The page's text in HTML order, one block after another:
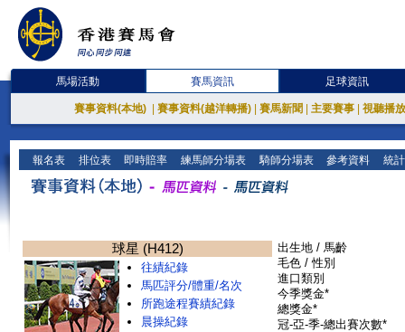
馬場活動 賽馬資訊 足球資訊
賽事資料(本地) 賽事資料(越洋轉播) 賽馬新聞 主要賽事 視聽播
報名表 排位表 即時賠率 練馬師分場表 騎師分場表 參考資料 統
球星 (H412)
往績紀錄
馬匹評分/體重/名次
所跑途程賽績紀錄
晨操紀錄
出生地 / 馬齡
毛色 / 性別
進口類別
今季獎金*
總獎金*
冠-亞-季-總出賽次數*